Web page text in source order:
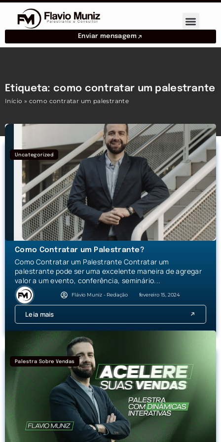
Enviar mensagem
Etiqueta: como contratar um palestrante
Início » como contratar um palestrante
Uncategorized
Como Contratar um Palestrante?
Como Contratar um Palestrante Contratar um
palestrante pode ser uma excelente maneira de agregar
valor a um evento, conferência, seminário...
Flávio Muniz - Redação fevereiro 15, 2024
Leia mais
Palestra Sobre Vendas